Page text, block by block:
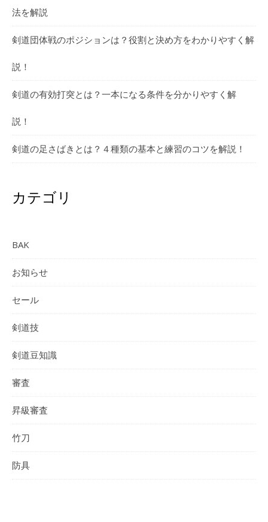
法を解説
剣道団体戦のポジションは？役割と決め方をわかりやすく解
説！
剣道の有効打突とは？一本になる条件を分かりやすく解
説！
剣道の足さばきとは？４種類の基本と練習のコツを解説！
カテゴリ
BAK
お知らせ
セール
剣道技
剣道豆知識
審査
昇級審査
竹刀
防具